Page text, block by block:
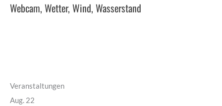
Webcam, Wetter, Wind, Wasserstand
Veranstaltungen
Aug. 22